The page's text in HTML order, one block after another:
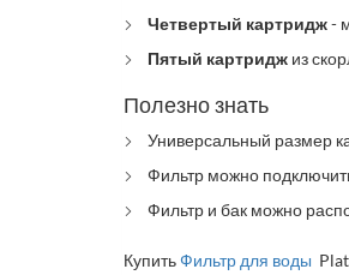
Четвертый картридж-
Пятый картридж из
Полезно знать
Универсальный размер
Фильтр можно
Фильтр и бак можно
КупитьФильтр для воды